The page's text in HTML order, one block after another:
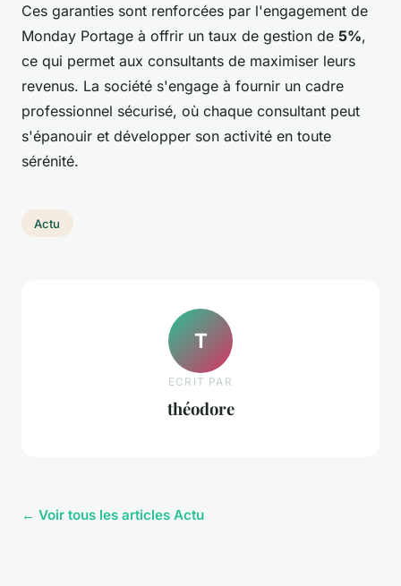
Ces garanties sont renforcées par l'engagement de
Monday Portage à offrir un taux de gestion de 5%,
ce qui permet aux consultants de maximiser leurs
revenus. La société s'engage à fournir un cadre
professionnel sécurisé, où chaque consultant peut
s'épanouir et développer son activité en toute
sérénité.
Actu
T
ECRIT PAR
théodore
← Voir tous les articles Actu